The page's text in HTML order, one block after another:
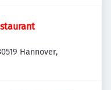
im Restaurant
Hannover,